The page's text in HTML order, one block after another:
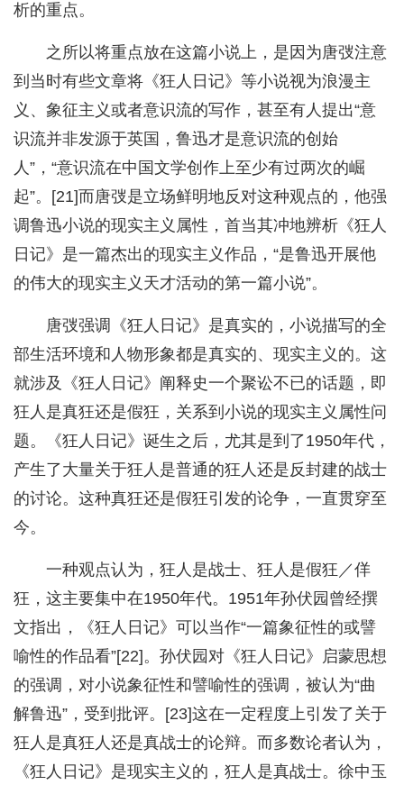
析的重点。
之所以将重点放在这篇小说上，是因为唐弢注意
到当时有些文章将《狂人日记》等小说视为浪漫主
义、象征主义或者意识流的写作，甚至有人提出“意
识流并非发源于英国，鲁迅才是意识流的创始
人”，“意识流在中国文学创作上至少有过两次的崛
起”。[21]而唐弢是立场鲜明地反对这种观点的，他强
调鲁迅小说的现实主义属性，首当其冲地辨析《狂人
日记》是一篇杰出的现实主义作品，“是鲁迅开展他
的伟大的现实主义天才活动的第一篇小说”。
唐弢强调《狂人日记》是真实的，小说描写的全
部生活环境和人物形象都是真实的、现实主义的。这
就涉及《狂人日记》阐释史一个聚讼不已的话题，即
狂人是真狂还是假狂，关系到小说的现实主义属性问
题。《狂人日记》诞生之后，尤其是到了1950年代，
产生了大量关于狂人是普通的狂人还是反封建的战士
的讨论。这种真狂还是假狂引发的论争，一直贯穿至
今。
一种观点认为，狂人是战士、狂人是假狂／佯
狂，这主要集中在1950年代。1951年孙伏园曾经撰
文指出，《狂人日记》可以当作“一篇象征性的或譬
喻性的作品看”[22]。孙伏园对《狂人日记》启蒙思想
的强调，对小说象征性和譬喻性的强调，被认为“曲
解鲁迅”，受到批评。[23]这在一定程度上引发了关于
狂人是真狂人还是真战士的论辩。而多数论者认为，
《狂人日记》是现实主义的，狂人是真战士。徐中玉